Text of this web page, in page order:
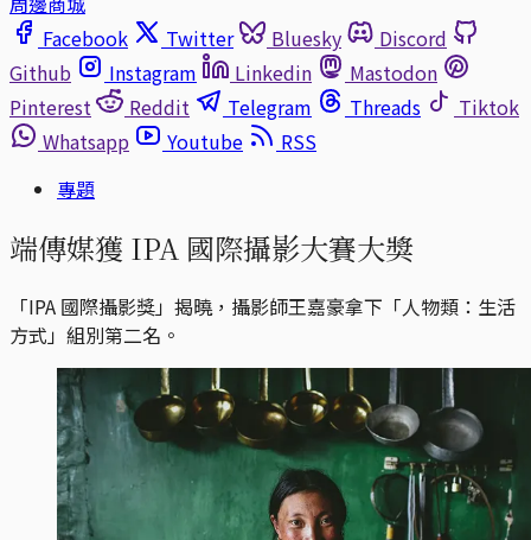
Facebook
Twitter Bluesky
Discord
Github
Instagram Linkedin
Mastodon
Pinterest
Reddit Telegram Threads
Tiktok
Whatsapp
Youtube
RSS
專題
端傳媒獲 IPA 國際攝影大賽大獎
「IPA 國際攝影獎」揭曉，攝影師王嘉豪拿下「人物類：生活
方式」組別第二名。